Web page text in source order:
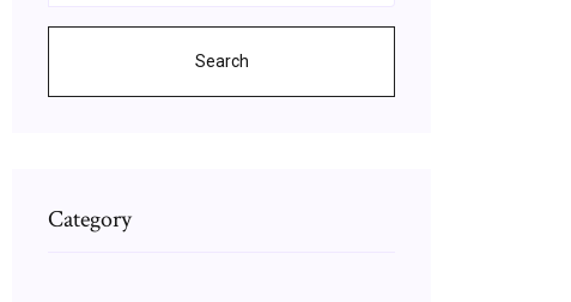
Search
Category